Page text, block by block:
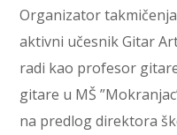
Organizator
aktivni učesnik Gitar
radi kao profesor
gitare u MŠ
na predlog direktora